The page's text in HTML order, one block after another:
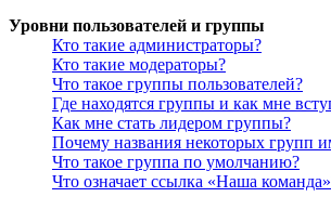
Уровни пользователей и группы
Кто такие администраторы?
Кто такие модераторы?
Что такое группы пользователей?
Где находятся группы и как мне
Как мне стать лидером группы?
Почему названия некоторых групп
Что такое группа по умолчанию?
Что означает ссылка «Наша